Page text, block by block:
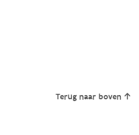
Terug naar boven